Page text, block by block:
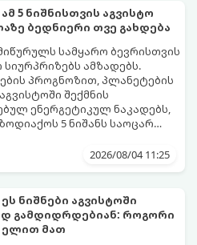
გადადებასა და ხარჯების
თუმცა, ახლა სიტუაცია
რომლებიც უსასრულო
დაიხევს, ამასთან ერთად კი
ნდობა მომავლის მიმართ.
შემდეგ ეს ნიშნები
და დაინახონ
5 ნიშნისთვის აგვისტო
ბედნიერი თვე გახდება
სამყარო ბევრისთვის
სიურპრიზებს ამზადებს.
პროგნოზით, პლანეტების
შექმნის
ენერგეტიკულ ნაკადებს,
5 ნიშანს საოცარ
თვე აღმოჩნდება.
2026/08/04 11:25
ნიშნები აგვისტოში
გამდიდრდებიან: როგორი
ელით მათ